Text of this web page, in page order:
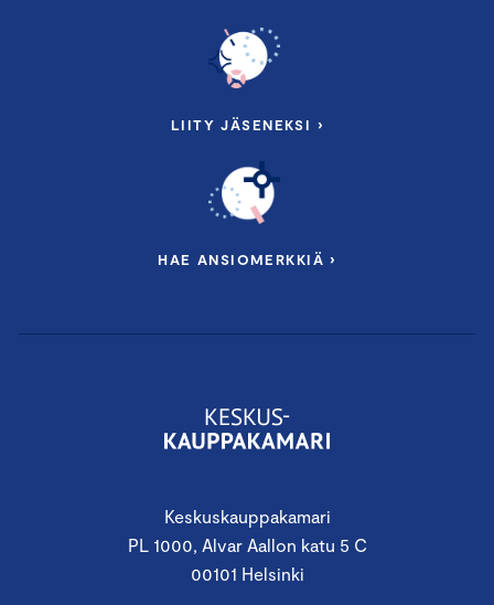
Keskuskauppakamari
PL 1000, Alvar Aallon katu 5 C
00101 Helsinki
LIITY JÄSENEKSI ›
HAE ANSIOMERKKIÄ ›